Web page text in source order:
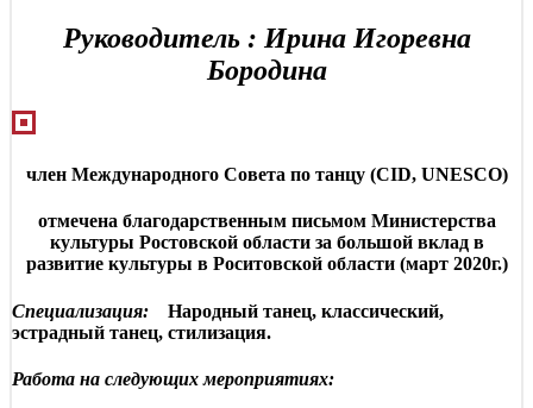
Руководитель : Ирина Игоревна
Бородина
член Международного Совета по танцу (CID, UNESCO)
отмечена благодарственным письмом Министерства
культуры Ростовской области за большой вклад в
развитие культуры в Роситовской области (март 2020г.)
Специализация:
Народный танец, классический,
эстрадный танец, стилизация.
Работа на следующих мероприятиях: